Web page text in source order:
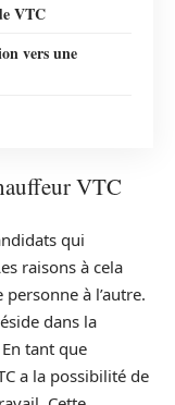
VTC
vers une
VTC
qui
raisons à cela
à l’autre.
dans la
tant que
a la possibilité de